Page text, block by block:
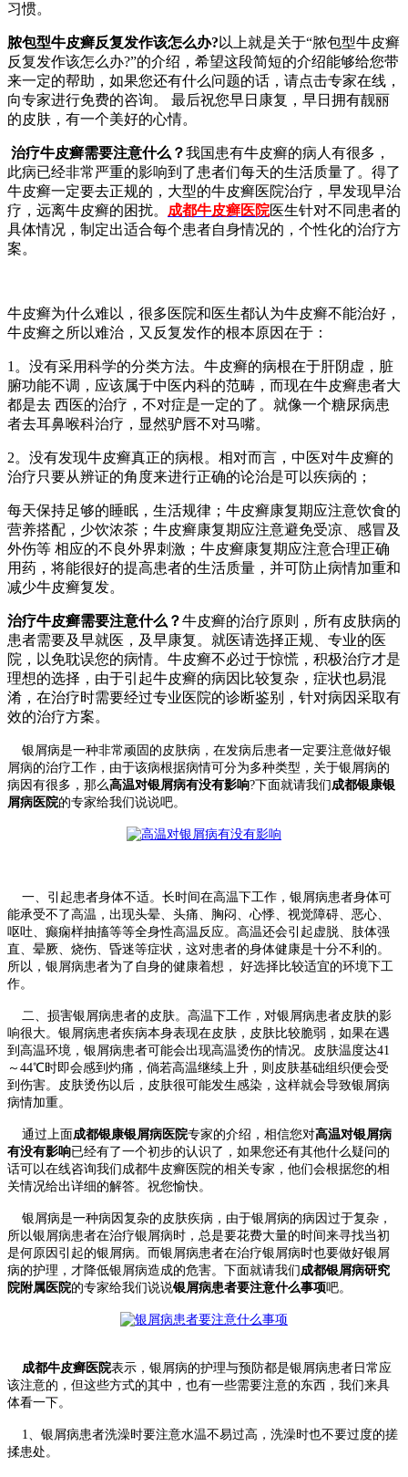
习惯。
脓包型牛皮癣反复发作该怎么办? 以上就是关于“脓包型牛皮癣
反复发作该怎么办?”的介绍，希望这段简短的介绍能够给您带
来一定的帮助，如果您还有什么问题的话，请点击专家在线，
向专家进行免费的咨询。 最后祝您早日康复，早日拥有靓丽
的皮肤，有一个美好的心情。
治疗牛皮癣需要注意什么？我国患有牛皮癣的病人有很多，
此病已经非常严重的影响到了患者们每天的生活质量了。得了
牛皮癣一定要去正规的，大型的牛皮癣医院治疗，早发现早治
疗，远离牛皮癣的困扰。 成都牛皮癣医院医生针对不同患者的
具体情况，制定出适合每个患者自身情况的，个性化的治疗方
案。
牛皮癣为什么难以，很多医院和医生都认为牛皮癣不能治好，
牛皮癣之所以难治，又反复发作的根本原因在于：
1。没有采用科学的分类方法。牛皮癣的病根在于肝阴虚，脏
腑功能不调，应该属于中医内科的范畴，而现在牛皮癣患者大
都是去 西医的治疗，不对症是一定的了。就像一个糖尿病患
者去耳鼻喉科治疗，显然驴唇不对马嘴。
2。没有发现牛皮癣真正的病根。相对而言，中医对牛皮癣的
治疗只要从辨证的角度来进行正确的论治是可以疾病的；
每天保持足够的睡眠，生活规律；牛皮癣康复期应注意饮食的
营养搭配，少饮浓茶；牛皮癣康复期应注意避免受凉、感冒及
外伤等 相应的不良外界刺激；牛皮癣康复期应注意合理正确
用药，将能很好的提高患者的生活质量，并可防止病情加重和
减少牛皮癣复发。
治疗牛皮癣需要注意什么？牛皮癣的治疗原则，所有皮肤病的
患者需要及早就医，及早康复。就医请选择正规、专业的医
院，以免耽误您的病情。牛皮癣不必过于惊慌，积极治疗才是
理想的选择，由于引起牛皮癣的病因比较复杂，症状也易混
淆，在治疗时需要经过专业医院的诊断鉴别，针对病因采取有
效的治疗方案。
银屑病是一种非常顽固的皮肤病，在发病后患者一定要注意做好银
屑病的治疗工作，由于该病根据病情可分为多种类型，关于银屑病的
病因有很多，那么高温对银屑病有没有影响?下面就请我们成都银康银
屑病医院的专家给我们说说吧。
一、引起患者身体不适。长时间在高温下工作，银屑病患者身体可
能承受不了高温，出现头晕、头痛、胸闷、心悸、视觉障碍、恶心、
呕吐、癫痫样抽搐等等全身性高温反应。高温还会引起虚脱、肢体强
直、晕厥、烧伤、昏迷等症状，这对患者的身体健康是十分不利的。
所以，银屑病患者为了自身的健康着想， 好选择比较适宜的环境下工
作。
二、损害银屑病患者的皮肤。高温下工作，对银屑病患者皮肤的影
响很大。银屑病患者疾病本身表现在皮肤，皮肤比较脆弱，如果在遇
到高温环境，银屑病患者可能会出现高温烫伤的情况。皮肤温度达41
～44℃时即会感到灼痛，倘若高温继续上升，则皮肤基础组织便会受
到伤害。皮肤烫伤以后，皮肤很可能发生感染，这样就会导致银屑病
病情加重。
通过上面成都银康银屑病医院专家的介绍，相信您对高温对银屑病
有没有影响已经有了一个初步的认识了，如果您还有其他什么疑问的
话可以在线咨询我们成都牛皮癣医院的相关专家，他们会根据您的相
关情况给出详细的解答。祝您愉快。
银屑病是一种病因复杂的皮肤疾病，由于银屑病的病因过于复杂，
所以银屑病患者在治疗银屑病时，总是要花费大量的时间来寻找当初
是何原因引起的银屑病。而银屑病患者在治疗银屑病时也要做好银屑
病的护理，才降低银屑病造成的危害。下面就请我们成都银屑病研究
院附属医院的专家给我们说说银屑病患者要注意什么事项吧。
成都牛皮癣医院表示，银屑病的护理与预防都是银屑病患者日常应
该注意的，但这些方式的其中，也有一些需要注意的东西，我们来具
体看一下。
1、银屑病患者洗澡时要注意水温不易过高，洗澡时也不要过度的搓
揉患处。